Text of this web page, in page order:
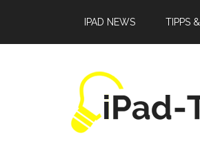
springen
springen
springen
IPAD NEWS TIPPS